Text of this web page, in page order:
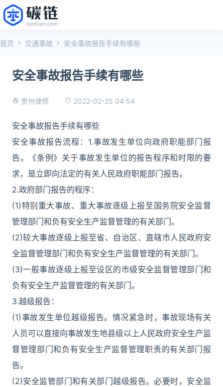
首页 交通事故 安全事故报告手续有哪些
安全事故报告手续有哪些
贵州律师 2022-02-25 04:54
安全事故报告手续有哪些
安全事故报告流程：1.事故发生单位向政府职能部门报
告。《条例》关于事故发生单位的报告程序和时限的要
求，是立即向法定的有关人民政府职能部门报告。
2.政府部门报告的程序：
(1)特别重大事故、重大事故逐级上报至国务院安全监督
管理部门和负有安全生产监督管理的有关部门。
(2)较大事故逐级上报至省、自治区、直辖市人民政府安
全监督管理部门和负有安全生产监督管理的有关部门。
(3)一般事故逐级上报至设区的市级安全监督管理部门和
负有安全生产监督管理的有关部门。
3.越级报告：
(1)事故发生单位越级报告。情况紧急时，事故现场有关
人员可以直接向事故发生地县级以上人民政府安全生产监
督管理部门和负有安全生产监督管理职责的有关部门报
告。
(2)安全监管部门和有关部门越级报告。必要时，安全监